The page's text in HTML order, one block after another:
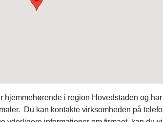
i region Hovedstaden og
Du kan kontakte virksomheden på